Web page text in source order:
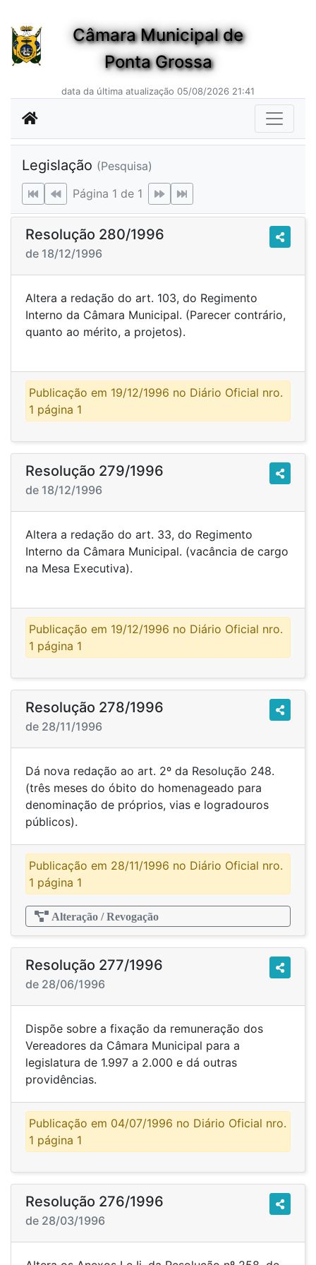
Câmara Municipal de
Ponta Grossa
data da última atualização 05/08/2026 21:41
Legislação (Pesquisa)
Página 1 de 1
Resolução 280/1996
de 18/12/1996
Altera a redação do art. 103, do Regimento
Interno da Câmara Municipal. (Parecer contrário,
quanto ao mérito, a projetos).
Publicação em 19/12/1996 no Diário Oficial nro.
1 página 1
Resolução 279/1996
de 18/12/1996
Altera a redação do art. 33, do Regimento
Interno da Câmara Municipal. (vacância de cargo
na Mesa Executiva).
Publicação em 19/12/1996 no Diário Oficial nro.
1 página 1
Resolução 278/1996
de 28/11/1996
Dá nova redação ao art. 2º da Resolução 248.
(três meses do óbito do homenageado para
denominação de próprios, vias e logradouros
públicos).
Publicação em 28/11/1996 no Diário Oficial nro.
1 página 1
Alteração / Revogação
Resolução 277/1996
de 28/06/1996
Dispõe sobre a fixação da remuneração dos
Vereadores da Câmara Municipal para a
legislatura de 1.997 a 2.000 e dá outras
providências.
Publicação em 04/07/1996 no Diário Oficial nro.
1 página 1
Resolução 276/1996
de 28/03/1996